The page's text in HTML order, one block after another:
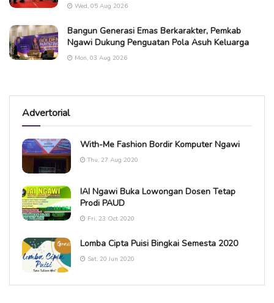
Wed, 05 Aug 2026
Bangun Generasi Emas Berkarakter, Pemkab
Ngawi Dukung Penguatan Pola Asuh Keluarga
Mon, 03 Aug 2026
Advertorial
With-Me Fashion Bordir Komputer Ngawi
Thu, 27 Aug 2020
IAI Ngawi Buka Lowongan Dosen Tetap
Prodi PAUD
Fri, 23 Oct 2020
Lomba Cipta Puisi Bingkai Semesta 2020
Sat, 20 Jun 2020